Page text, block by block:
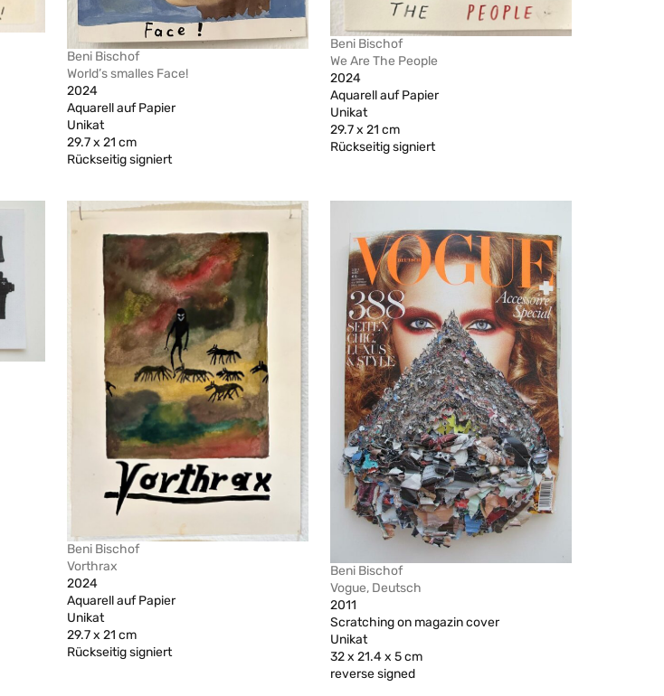
Beni Bischof
World’s smalles Face!
2024
Aquarell auf Papier
Unikat
29.7 x 21 cm
Rückseitig signiert
Beni Bischof
We Are The People
2024
Aquarell auf Papier
Unikat
29.7 x 21 cm
Rückseitig signiert
Beni Bischof
Vorthrax
2024
Aquarell auf Papier
Unikat
29.7 x 21 cm
Rückseitig signiert
Beni Bischof
Vogue, Deutsch
2011
Scratching on magazin cover
Unikat
32 x 21.4 x 5 cm
reverse signed